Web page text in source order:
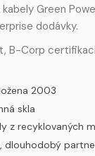
Green
dodávky.
B-Corp
2003
skla
z recyklovaných
dlouhodobý